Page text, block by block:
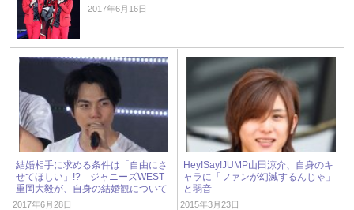
2017年6月16日
結婚相手に求める条件は「自由にさ
せてほしい」!? ジャニーズWEST
重岡大毅が、自身の結婚観について
語る！
2017年6月28日
Hey!Say!JUMP山田涼介、自身のキ
ャラに「ファンが幻滅するんじゃ」
と弱音
2015年3月23日